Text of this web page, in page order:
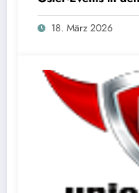
18. März 2026